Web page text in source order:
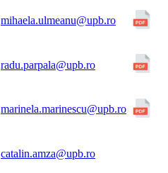
mihaela.ulmeanu@upb.ro
radu.parpala@upb.ro
marinela.marinescu@upb.ro
catalin.amza@upb.ro